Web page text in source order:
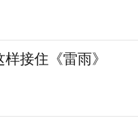
接住《雷雨》